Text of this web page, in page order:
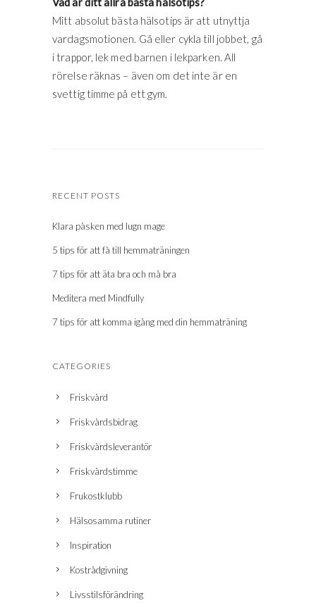
Mitt absolut bästa hälsotips är att utnyttja
vardagsmotionen. Gå eller cykla till jobbet, gå
i trappor, lek med barnen i lekparken. All
rörelse räknas – även om det inte är en
svettig timme på ett gym.
RECENT POSTS
Klara påsken med lugn mage
5 tips för att få till hemmaträningen
7 tips för att äta bra och må bra
Meditera med Mindfully
7 tips för att komma igång med din hemmaträning
CATEGORIES
Friskvård
Friskvårdsbidrag
Friskvårdsleverantör
Friskvårdstimme
Frukostklubb
Hälsosamma rutiner
Inspiration
Kostrådgivning
Livsstilsförändring